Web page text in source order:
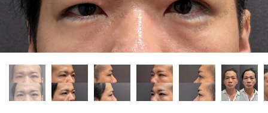
泉 洋平
辻橋 勇祐
阿部 竜介
Parts
部位から探す
ボルベラ
ボライト
レナトゥスヒアルロン酸
ダイヤモンドフィール/ピ